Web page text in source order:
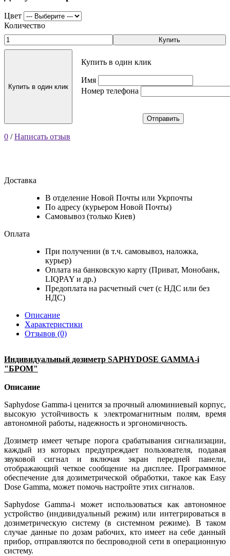
Цвет
Количество
Купить
Купить в один клик
Купить в один клик
Имя
Номер телефона
Отправить
0 /Написать отзыв
Доставка
В отделение Новой Почты или Укрпочты
По адресу (курьером Новой Почты)
Самовывоз (только Киев)
Оплата
При получении (в т.ч. самовывоз, наложка,
курьер)
Оплата на банковскую карту (Приват, Монобанк,
LIQPAY и др.)
Предоплата на расчетный счет (с НДС или без
НДС)
Описание
Характеристики
Отзывов (0)
Индивидуальный дозиметр SAPHYDOSE GAMMA-i
"БРОМ"
Описание
Saphydose Gamma-i ценится за прочный алюминиевый корпус,
высокую устойчивость к электромагнитным полям, время
автономной работы, надежность и эргономичность.
Дозиметр имеет четыре порога срабатывания сигнализации,
каждый из которых предупреждает пользователя, подавая
звуковой сигнал и включая экран передней панели,
отображающий четкое сообщение на дисплее. Программное
обеспечение для дозиметрической обработки, такое как Easy
Dose Gamma, может помочь настройте этих сигналов.
Saphydose Gamma-i может использоваться как автономное
устройство (индивидуальный режим) или интегрироваться в
дозиметрическую систему (в системном режиме). В таком
случае данные по дозам рабочих, кто имеет на себе данный
прибор, отправляются по беспроводной сети в операционную
систему.